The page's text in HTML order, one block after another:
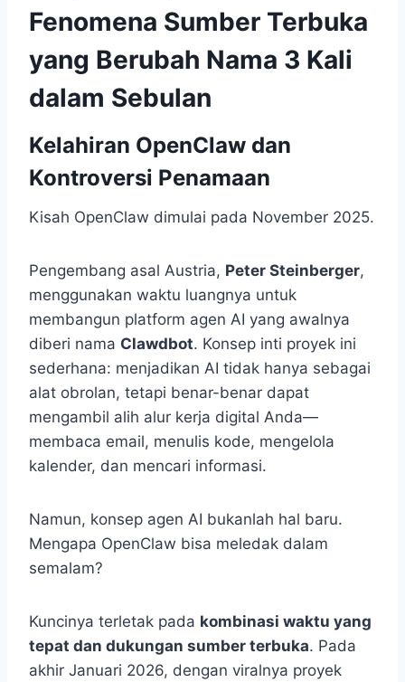
Fenomena Sumber Terbuka
yang Berubah Nama 3 Kali
dalam Sebulan
Kelahiran OpenClaw dan
Kontroversi Penamaan
Kisah OpenClaw dimulai pada November 2025.
Pengembang asal Austria, Peter Steinberger,
menggunakan waktu luangnya untuk
membangun platform agen AI yang awalnya
diberi nama Clawdbot. Konsep inti proyek ini
sederhana: menjadikan AI tidak hanya sebagai
alat obrolan, tetapi benar-benar dapat
mengambil alih alur kerja digital Anda—
membaca email, menulis kode, mengelola
kalender, dan mencari informasi.
Namun, konsep agen AI bukanlah hal baru.
Mengapa OpenClaw bisa meledak dalam
semalam?
Kuncinya terletak pada kombinasi waktu yang
tepat dan dukungan sumber terbuka. Pada
akhir Januari 2026, dengan viralnya proyek